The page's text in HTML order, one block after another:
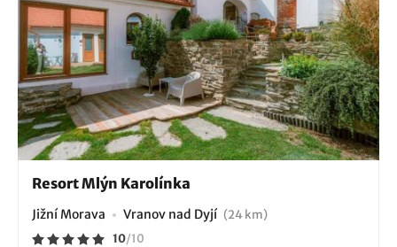
Resort Mlýn Karolínka
Jižní Morava Vranov nad Dyjí (24 km)
10/10